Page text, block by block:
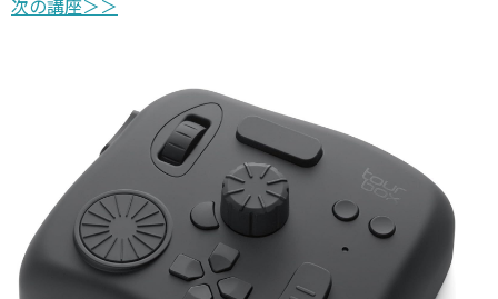
次の講座＞＞